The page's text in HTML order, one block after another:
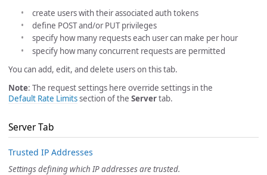
create users with their associated auth tokens
define POST and/or PUT privileges
specify how many requests each user can make per hour
specify how many concurrent requests are permitted
You can add, edit, and delete users on this tab.
Note: The request settings here override settings in the
Default Rate Limitssection of the Servertab.
Server Tab
Trusted IP Addresses
Settings defining which IP addresses are trusted.